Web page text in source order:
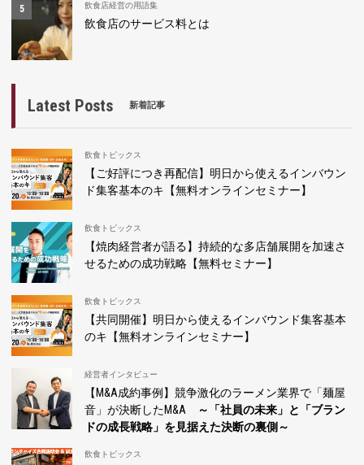
飲食店経営の用語集
飲食店のサービス料とは
Latest Posts 新着記事
飲食トピックス
【ご好評につき再配信】明日から使えるインバウン
ド集客基本のキ【無料オンラインセミナー】
飲食トピックス
【焼肉経営者が語る】持続的な多店舗展開を加速さ
せるための成功戦略【無料セミナー】
飲食トピックス
【共同開催】明日から使えるインバウンド集客基本
のキ【無料オンラインセミナー】
経営者インタビュー
【M&A成約事例】競争激化のラーメン業界で「麺屋
音」が決断したM&A
～「社員の未来」と「ブラン
ドの成長戦略」を見据えた決断の裏側～
飲食トピックス